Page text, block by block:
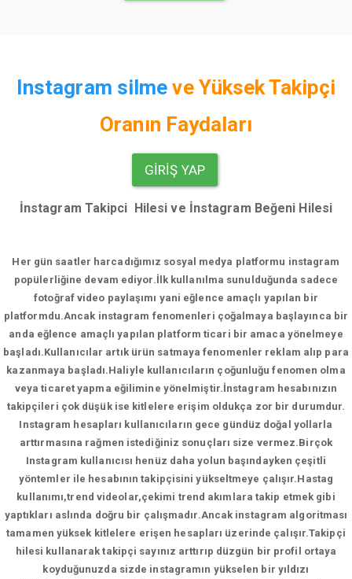
Instagram silme ve Yüksek Takipçi
Oranın Faydaları
GIRIŞ YAP
İnstagram Takipci Hilesi ve İnstagram Beğeni Hilesi
Her gün saatler harcadığımız sosyal medya platformu instagram
popülerliğine devam ediyor.İlk kullanılma sunulduğunda sadece
fotoğraf video paylaşımı yani eğlence amaçlı yapılan bir
platformdu.Ancak instagram fenomenleri çoğalmaya başlayınca bir
anda eğlence amaçlı yapılan platform ticari bir amaca yönelmeye
başladı.Kullanıcılar artık ürün satmaya fenomenler reklam alıp para
kazanmaya başladı.Haliyle kullanıcıların çoğunluğu fenomen olma
veya ticaret yapma eğilimine yönelmiştir.İnstagram hesabınızın
takipçileri çok düşük ise kitlelere erişim oldukça zor bir durumdur.
Instagram hesapları kullanıcıların gece gündüz doğal yollarla
arttırmasına rağmen istediğiniz sonuçları size vermez.Birçok
Instagram kullanıcısı henüz daha yolun başındayken çeşitli
yöntemler ile hesabının takipçisini yükseltmeye çalışır.Hastag
kullanımı,trend videolar,çekimi trend akımlara takip etmek gibi
yaptıkları aslında doğru bir çalışmadır.Ancak instagram algoritması
tamamen yüksek kitlelere erişen hesapları üzerinde çalışır.Takipçi
hilesi kullanarak takipçi sayınız arttırıp düzgün bir profil ortaya
koyduğunuzda sizde instagramın yükselen bir yıldızı